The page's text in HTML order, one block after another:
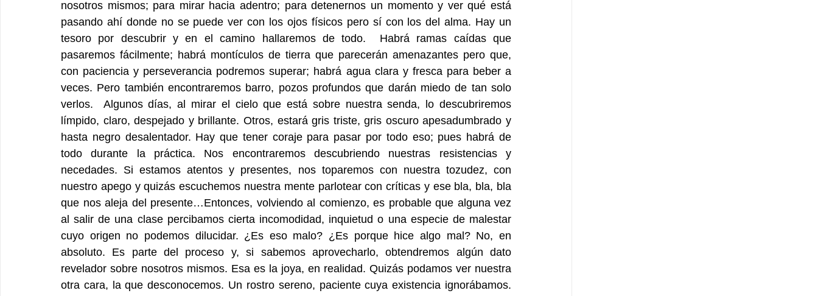
nosotros mismos; para mirar hacia adentro; para detenernos un momento y ver qué está
pasando ahí donde no se puede ver con los ojos físicos pero sí con los del alma. Hay un
tesoro por descubrir y en el camino hallaremos de todo.  Habrá ramas caídas que
pasaremos fácilmente; habrá montículos de tierra que parecerán amenazantes pero que,
con paciencia y perseverancia podremos superar; habrá agua clara y fresca para beber a
veces. Pero también encontraremos barro, pozos profundos que darán miedo de tan solo
verlos.  Algunos días, al mirar el cielo que está sobre nuestra senda, lo descubriremos
límpido, claro, despejado y brillante. Otros, estará gris triste, gris oscuro apesadumbrado y
hasta negro desalentador. Hay que tener coraje para pasar por todo eso; pues habrá de
todo durante la práctica. Nos encontraremos descubriendo nuestras resistencias y
necedades. Si estamos atentos y presentes, nos toparemos con nuestra tozudez, con
nuestro apego y quizás escuchemos nuestra mente parlotear con críticas y ese bla, bla, bla
que nos aleja del presente…Entonces, volviendo al comienzo, es probable que alguna vez
al salir de una clase percibamos cierta incomodidad, inquietud o una especie de malestar
cuyo origen no podemos dilucidar. ¿Es eso malo? ¿Es porque hice algo mal? No, en
absoluto. Es parte del proceso y, si sabemos aprovecharlo, obtendremos algún dato
revelador sobre nosotros mismos. Esa es la joya, en realidad. Quizás podamos ver nuestra
otra cara, la que desconocemos. Un rostro sereno, paciente cuya existencia ignorábamos.